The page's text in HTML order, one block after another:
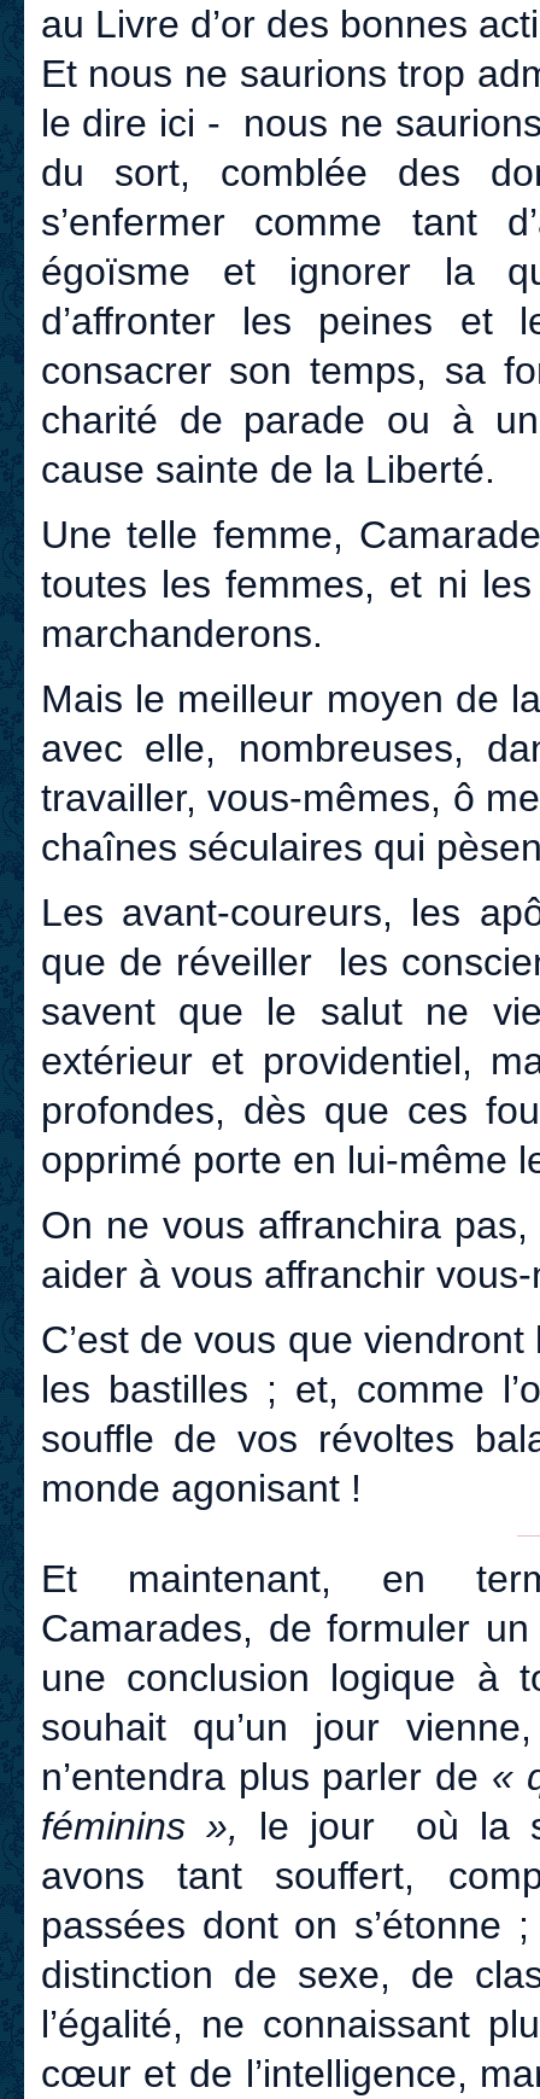
au Livre d’or des bonnes
Et nous ne saurions trop
le dire ici - nous ne
du sort, comblée des
s’enfermer comme tant
égoïsme et ignorer la
d’affronter les peines
consacrer son temps, sa
charité de parade ou à
cause sainte de la Liberté.
Une telle femme,
toutes les femmes, et ni
marchanderons.
Mais le meilleur moyen de
avec elle, nombreuses,
travailler, vous-mêmes, ô
chaînes séculaires qui
Les avant-coureurs, les
que de réveiller les
savent que le salut ne
extérieur et providentiel,
profondes, dès que ces
opprimé porte en lui-même
On ne vous affranchira
aider à vous affranchir
C’est de vous que
les bastilles ; et, comme
souffle de vos révoltes
monde agonisant !
Et maintenant, en
Camarades, de formuler
une conclusion logique
souhait qu’un jour
n’entendra plus parler de «
féminins »,
le jour où la
avons tant souffert,
passées dont on s’étonne
distinction de sexe, de
l’égalité, ne connaissant
cœur et de l’intelligence,